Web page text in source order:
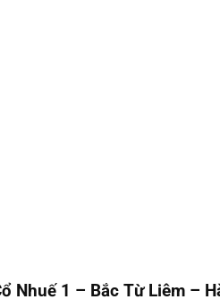
Nhuế 1 – Bắc Từ Liêm –